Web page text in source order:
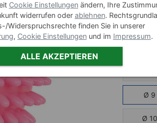
Größe
Ø 6
Ø 9
Ø
Cookie Einstellungenändern, Ihre
widerrufen oder ablehnen.
Widerspruchsrechte finden Sie in unserer
, Cookie Einstellungenund im Impressum.
ALLE AKZEPTIEREN